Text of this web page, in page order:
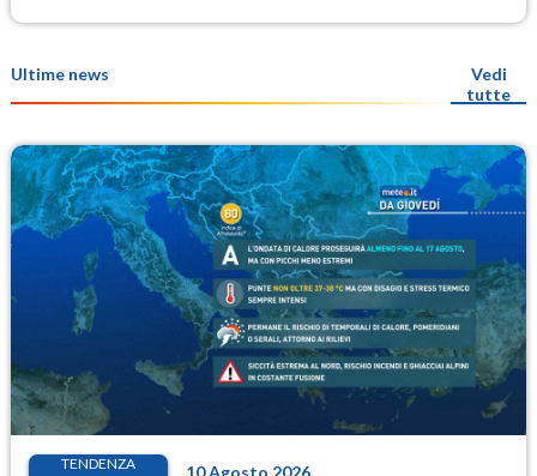
Ultime news
Vedi
tutte
TENDENZA 10 Agosto 2026